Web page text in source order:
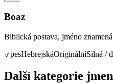
Boaz
Biblická postava, jméno
♂pesHebrejskáOriginálníSilná /
Další kategorie jmen